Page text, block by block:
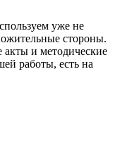
уже не
стороны.
и методические
работы, есть на